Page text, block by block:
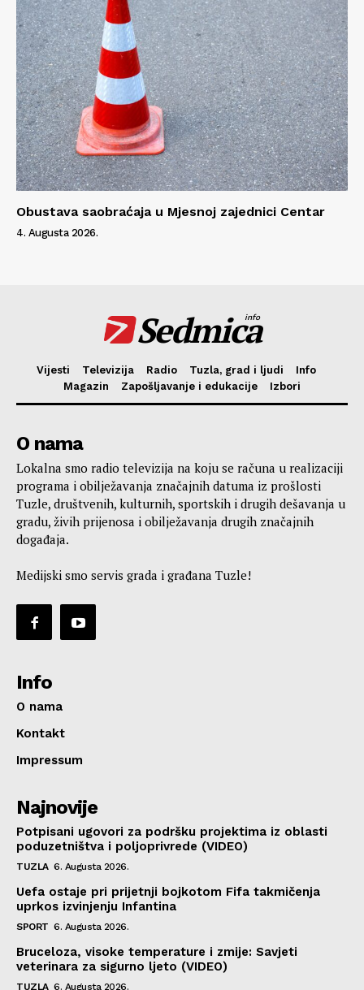
Obustava saobraćaja u Mjesnoj zajednici Centar
4. Augusta 2026.
Sedmica
info
Vijesti Televizija Radio Tuzla, grad i ljudi
Info
Magazin
Zapošljavanje i edukacije Izbori
O nama
Lokalna smo radio televizija na koju se računa u realizaciji
programa i obilježavanja značajnih datuma iz prošlosti
Tuzle, društvenih, kulturnih, sportskih i drugih dešavanja u
gradu, živih prijenosa i obilježavanja drugih značajnih
događaja.
Medijski smo servis grada i građana Tuzle!
Info
O nama
Kontakt
Impressum
Najnovije
Potpisani ugovori za podršku projektima iz oblasti
poduzetništva i poljoprivrede (VIDEO)
TUZLA 6. Augusta 2026.
Uefa ostaje pri prijetnji bojkotom Fifa takmičenja
uprkos izvinjenju Infantina
SPORT 6. Augusta 2026.
Bruceloza, visoke temperature i zmije: Savjeti
veterinara za sigurno ljeto (VIDEO)
TUZLA 6. Augusta 2026.